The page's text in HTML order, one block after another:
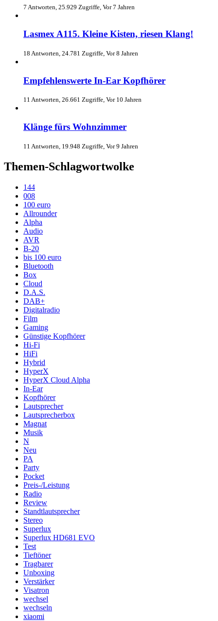
7 Antworten, 25.929 Zugriffe, Vor 7 Jahren
Lasmex A115. Kleine Kisten, riesen Klang!
18 Antworten, 24.781 Zugriffe, Vor 8 Jahren
Empfehlenswerte In-Ear Kopfhörer
11 Antworten, 26.661 Zugriffe, Vor 10 Jahren
Klänge fürs Wohnzimmer
11 Antworten, 19.948 Zugriffe, Vor 9 Jahren
Themen-Schlagwortwolke
144
008
100 euro
Allrounder
Alpha
Audio
AVR
B-20
bis 100 euro
Bluetooth
Box
Cloud
D.A.S.
DAB+
Digitalradio
Film
Gaming
Günstige Kopfhörer
Hi-Fi
HiFi
Hybrid
HyperX
HyperX Cloud Alpha
In-Ear
Kopfhörer
Lautsprecher
Lautsprecherbox
Magnat
Musik
N
Neu
PA
Party
Pocket
Preis-/Leistung
Radio
Review
Standtlautsprecher
Stereo
Superlux
Superlux HD681 EVO
Test
Tieftöner
Tragbarer
Unboxing
Verstärker
Visatron
wechsel
wechseln
xiaomi